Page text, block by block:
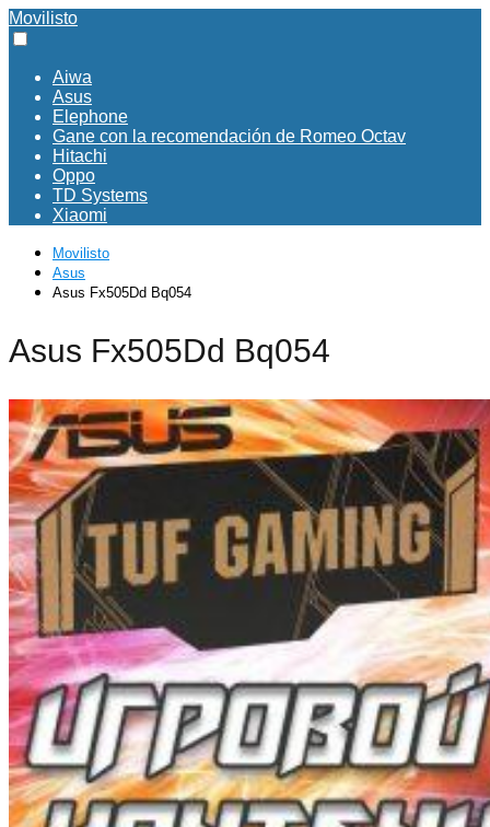
Movilisto
Aiwa
Asus
Elephone
Gane con la recomendación de Romeo Octav
Hitachi
Oppo
TD Systems
Xiaomi
Movilisto
Asus
Asus Fx505Dd Bq054
Asus Fx505Dd Bq054